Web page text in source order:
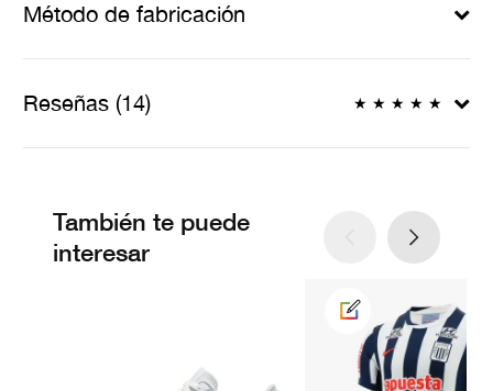
Método de fabricación
Reseñas (14) ★ ★ ★ ★ ★
También te puede
interesar